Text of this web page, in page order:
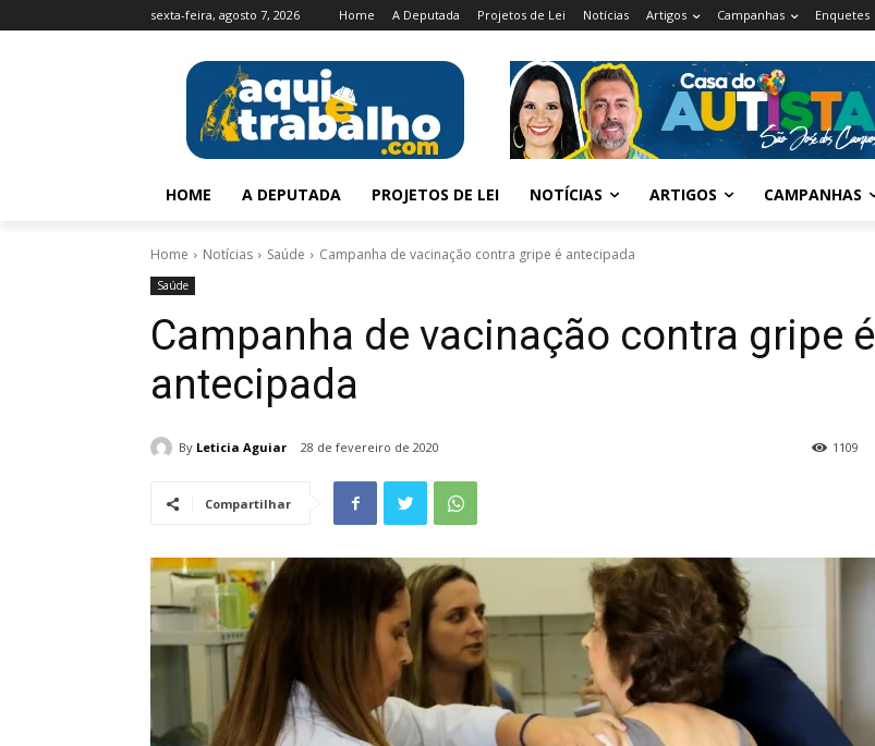
sexta-feira, agosto 7, 2026 Home A Deputada Projetos de Lei Notícias Artigos Campanhas Enquetes
HOME A DEPUTADA PROJETOS DE LEI NOTÍCIAS ARTIGOS CAMPANHAS
Home Notícias Saúde Campanha de vacinação contra gripe é antecipada
Saúde
Campanha de vacinação contra gripe é
antecipada
By Leticia Aguiar 28 de fevereiro de 2020 1109
Compartilhar